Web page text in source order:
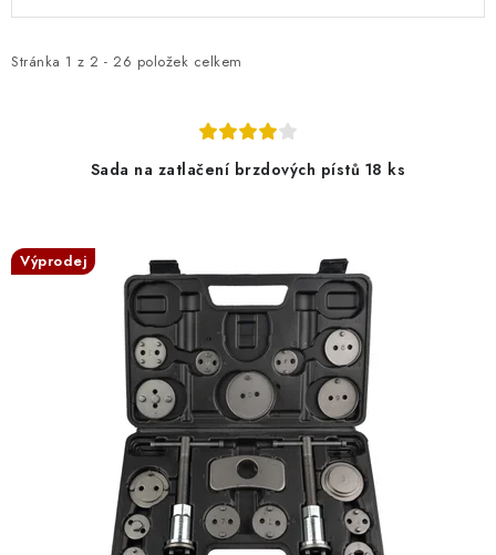
i
u
k
Stránka 1 z 2 - 26 položek celkem
e
d
u
Sada na zatlačení brzdových pístů 18 ks
Výprodej